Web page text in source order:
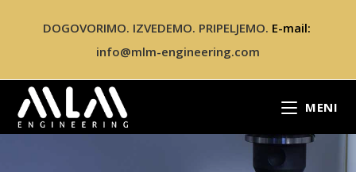
DOGOVORIMO. IZVEDEMO. PRIPELJEMO. E-mail:
info@mlm-engineering.com
MENI